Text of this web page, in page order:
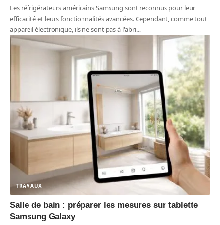
Les réfrigérateurs américains Samsung sont reconnus pour leur
efficacité et leurs fonctionnalités avancées. Cependant, comme tout
appareil électronique, ils ne sont pas à l'abri…
TRAVAUX
Salle de bain : préparer les mesures sur tablette
Samsung Galaxy